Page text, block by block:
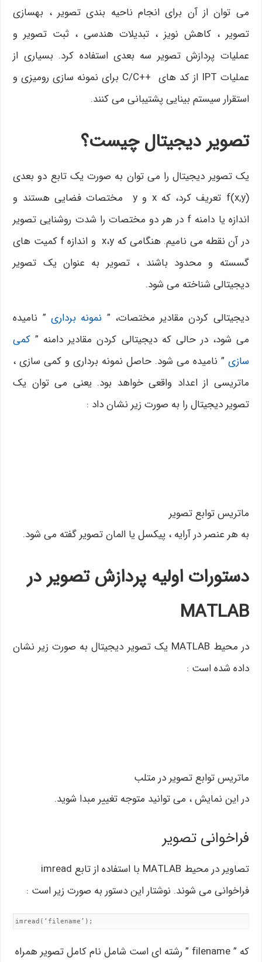
می توان از آن برای انجام ناحیه بندی تصویر ، بهسازی
تصویر ، کاهش نویز ، تبدیلات هندسی ، ثبت تصویر و
عملیات پردازش تصویر سه بعدی استفاده کرد. بسیاری از
عملیات IPT از کد های ++C/C برای نمونه سازی رومیزی و
استقرار سیستم بینایی پشتیبانی می کنند.
تصویر دیجیتال چیست؟
یک تصویر دیجیتال را می توان به صورت یک تابع دو بعدی
f(x,y) تعریف کرد، که x و y مختصات فضایی هستند و
اندازه یا دامنه f در هر دو مختصات را شدت روشنایی تصویر
در آن نقطه می نامیم. هنگامی که x،y و اندازه f کمیت های
گسسته و محدود باشند ، تصویر به عنوان یک تصویر
دیجیتالی شناخته می شود.
دیجیتالی کردن مقادیر مختصات، ” نمونه برداری ” نامیده
می شود، در حالی که دیجیتالی کردن مقادیر دامنه ” کمی
سازی ” نامیده می شود. حاصل نمونه برداری و کمی سازی ،
ماتریسی از اعداد واقعی خواهد بود. یعنی می توان یک
تصویر دیجیتال را به صورت زیر نشان داد :
ماتریس توابع تصویر
به هر عنصر در آرایه ، پیکسل یا المان تصویر گفته می شود.
دستورات اولیه پردازش تصویر در
MATLAB
در محیط MATLAB یک تصویر دیجیتال به صورت زیر نشان
داده شده است :
ماتریس توابع تصویر در متلب
در این نمایش ، می توانید متوجه تغییر مبدا شوید.
فراخوانی تصویر
تصاویر در محیط MATLAB با استفاده از تابع imread
فراخوانی می شوند. نوشتار این دستور به صورت زیر است :
imread(‘filename’);
که ” filename ” رشته ای است شامل نام کامل تصویر همراه